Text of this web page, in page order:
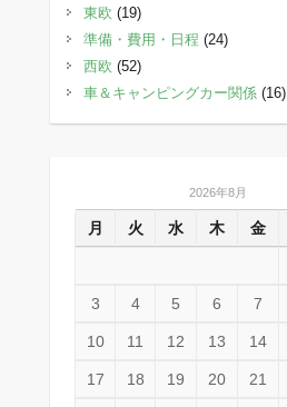
東欧 (19)
準備・費用・日程 (24)
西欧 (52)
車＆キャンピングカー関係(16)
2026年8月
月 火 水 木 金
3 4 5 6 7
10 11 12 13 14
17 18 19 20 21